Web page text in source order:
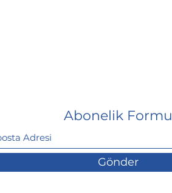
Abonelik Formu
Gönder